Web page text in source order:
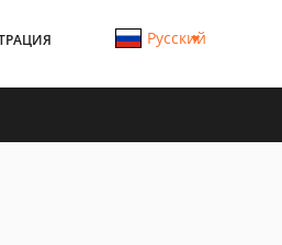
Русский